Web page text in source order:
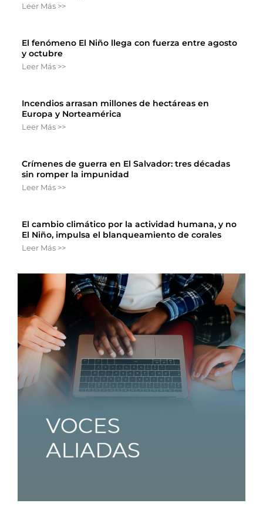
Leer Más >>
El fenómeno El Niño llega con fuerza entre agosto
y octubre
Leer Más >>
Incendios arrasan millones de hectáreas en
Europa y Norteamérica
Leer Más >>
Crímenes de guerra en El Salvador: tres décadas
sin romper la impunidad
Leer Más >>
El cambio climático por la actividad humana, y no
El Niño, impulsa el blanqueamiento de corales
Leer Más >>